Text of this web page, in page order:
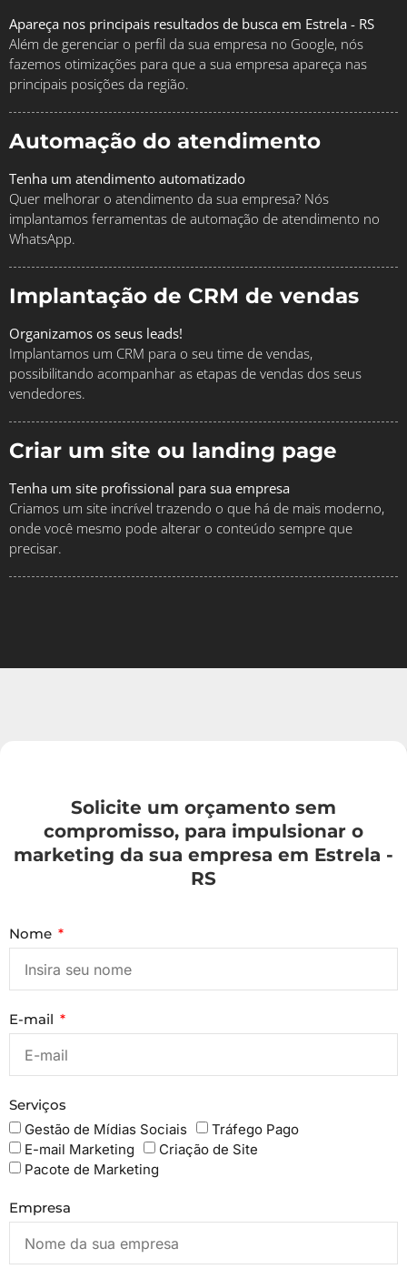
Apareça nos principais resultados de busca em Estrela - RS
Além de gerenciar o perfil da sua empresa no Google, nós
fazemos otimizações para que a sua empresa apareça nas
principais posições da região.
Automação do atendimento
Tenha um atendimento automatizado
Quer melhorar o atendimento da sua empresa? Nós
implantamos ferramentas de automação de atendimento no
WhatsApp.
Implantação de CRM de vendas
Organizamos os seus leads!
Implantamos um CRM para o seu time de vendas,
possibilitando acompanhar as etapas de vendas dos seus
vendedores.
Criar um site ou landing page
Tenha um site profissional para sua empresa
Criamos um site incrível trazendo o que há de mais moderno,
onde você mesmo pode alterar o conteúdo sempre que
precisar.
Solicite um orçamento sem
compromisso, para impulsionar o
marketing da sua empresa em Estrela -
RS
Nome
E-mail
Serviços
Gestão de Mídias Sociais
Tráfego Pago
E-mail Marketing
Criação de Site
Pacote de Marketing
Empresa